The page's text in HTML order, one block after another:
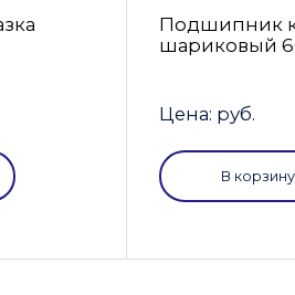
Подшипник
шариковый
Цена: руб.
В корзину